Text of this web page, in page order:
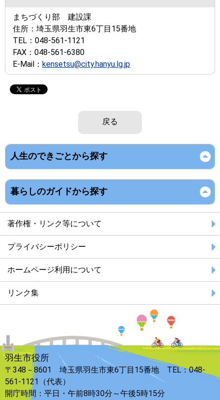
まちづくり部 建設課
住所： 埼玉県羽生市東6丁目15番地
TEL： 048-561-1121
FAX： 048-561-6380
E-Mail： kensetsu@city.hanyu.lg.jp
戻る
人生のできごとから探す
暮らしのガイドから探す
著作権・リンク等について
プライバシーポリシー
ホームページ利用について
リンク集
羽生市役所
〒348－8601 埼玉県羽生市東6丁目15番地 TEL：048-
561-1121（代表）
開庁時間：平日・午前8時30分～午後5時15分